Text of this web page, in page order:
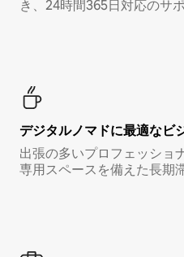
き、24時間365日対応のサ
デジタルノマド⁠に最⁠適⁠なビ⁠
出張の多いプロフェッショ
専用スペースを備えた長期